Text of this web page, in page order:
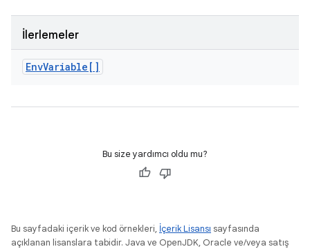
İlerlemeler
EnvVariable[]
Bu size yardımcı oldu mu?
Bu sayfadaki içerik ve kod örnekleri, İçerik Lisansı sayfasında
açıklanan lisanslara tabidir. Java ve OpenJDK, Oracle ve/veya satış